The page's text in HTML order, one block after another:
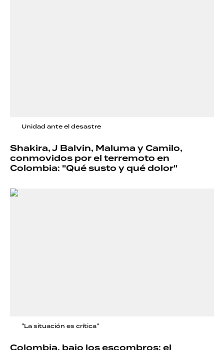
Unidad ante el desastre
Shakira, J Balvin, Maluma y Camilo,
conmovidos por el terremoto en
Colombia: "Qué susto y qué dolor"
"La situación es crítica"